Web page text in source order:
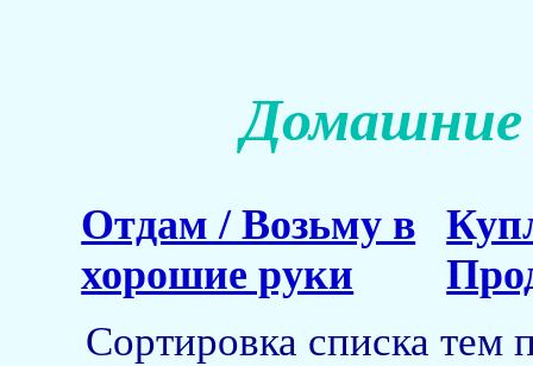
Отдам / Возьму в
хорошие руки
Сортировка списка тем